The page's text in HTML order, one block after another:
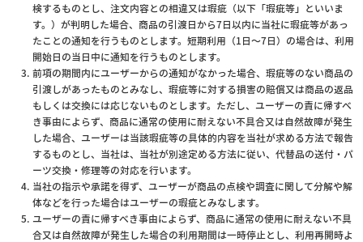
検するものとし、注文内容との相違又は瑕疵（以下「瑕疵等」といいま
す。）が判明した場合、商品の引渡日から7日以内に当社に瑕疵等があっ
たことの通知を行うものとします。短期利用（1日～7日）の場合は、利用
開始日の当日中に通知を行うものとします。
前項の期間内にユーザーからの通知がなかった場合、瑕疵等のない商品の
引渡しがあったものとみなし、瑕疵等に対する損害の賠償又は商品の返品
もしくは交換には応じないものとします。ただし、ユーザーの責に帰すべ
き事由によらず、商品に通常の使用に耐えない不具合又は自然故障が発生
した場合、ユーザーは当該瑕疵等の具体的内容を当社が求める方法で報告
するものとし、当社は、当社が別途定める方法に従い、代替品の送付・パ
ーツ交換・修理等の対応を行います。
当社の指示や承諾を得ず、ユーザーが商品の点検や調査に関して分解や解
体などを行った場合はユーザーの瑕疵とみなします。
ユーザーの責に帰すべき事由によらず、商品に通常の使用に耐えない不具
合又は自然故障が発生した場合の利用期間は一時停止とし、利用再開時よ